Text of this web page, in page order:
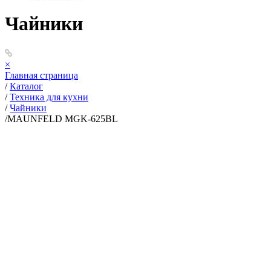
Чайники
×
Главная страница
/ Каталог
/ Техника для кухни
/ Чайники
/MAUNFELD MGK-625BL